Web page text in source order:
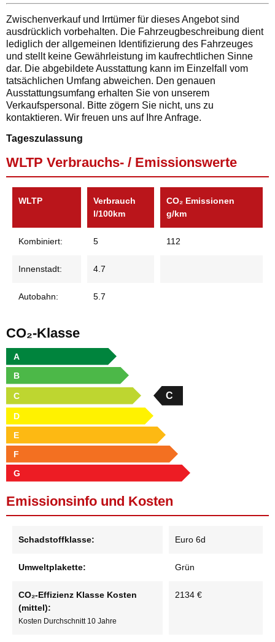
Zwischenverkauf und Irrtümer für dieses Angebot sind
ausdrücklich vorbehalten. Die Fahrzeugbeschreibung dient
lediglich der allgemeinen Identifizierung des Fahrzeuges
und stellt keine Gewährleistung im kaufrechtlichen Sinne
dar. Die abgebildete Ausstattung kann im Einzelfall vom
tatsächlichen Umfang abweichen. Den genauen
Ausstattungsumfang erhalten Sie von unserem
Verkaufspersonal. Bitte zögern Sie nicht, uns zu
kontaktieren. Wir freuen uns auf Ihre Anfrage.
Tageszulassung
WLTP Verbrauchs- / Emissionswerte
WLTP
Verbrauch
l/100km
CO₂ Emissionen
g/km
Kombiniert: 5 112
Innenstadt: 4.7
Autobahn: 5.7
CO₂-Klasse
A
B
C C
D
E
F
G
Emissionsinfo und Kosten
Schadstoffklasse: Euro 6d
Umweltplakette: Grün
CO₂-Effizienz Klasse Kosten
(mittel):
Kosten Durchschnitt 10 Jahre
2134 €